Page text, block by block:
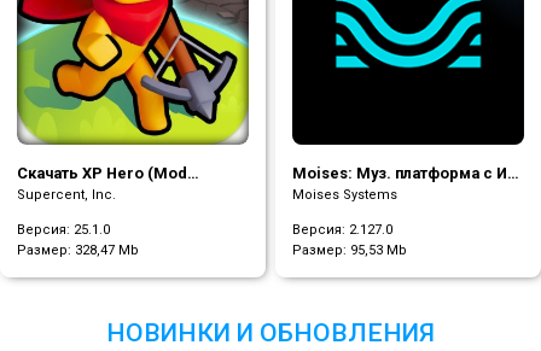
Скачать XP Hero (Mod
бесплатные покупки/без
Supercent, Inc.
Версия: 25.1.0
Размер: 328,47 Mb
Moises: Муз. платформа с ИИ
+ удалитель вокала
Moises Systems
Версия: 2.127.0
Размер: 95,53 Mb
НОВИНКИ И ОБНОВЛЕНИЯ